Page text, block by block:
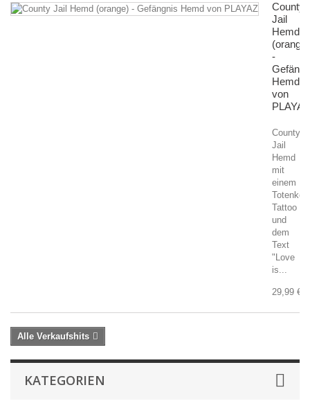
County
Jail
Hemd
(orange)
-
Hemd
von
PLAYAZ
County
Jail
Hemd
mit
einem
Tattoo
und
dem
Text
"Love
is...
29,99 €
Alle Verkaufshits
KATEGORIEN